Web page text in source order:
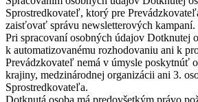
Sprostredkovateľ, ktorý pre
zaisťovať správu newsletterových kampaní.
Pri spracovaní osobných údajov Dotknutej
k automatizovanému rozhodovaniu ani k
Prevádzkovateľ nemá v úmysle poskytnúť
krajiny, medzinárodnej organizácii ani 3.
Sprostredkovateľa.